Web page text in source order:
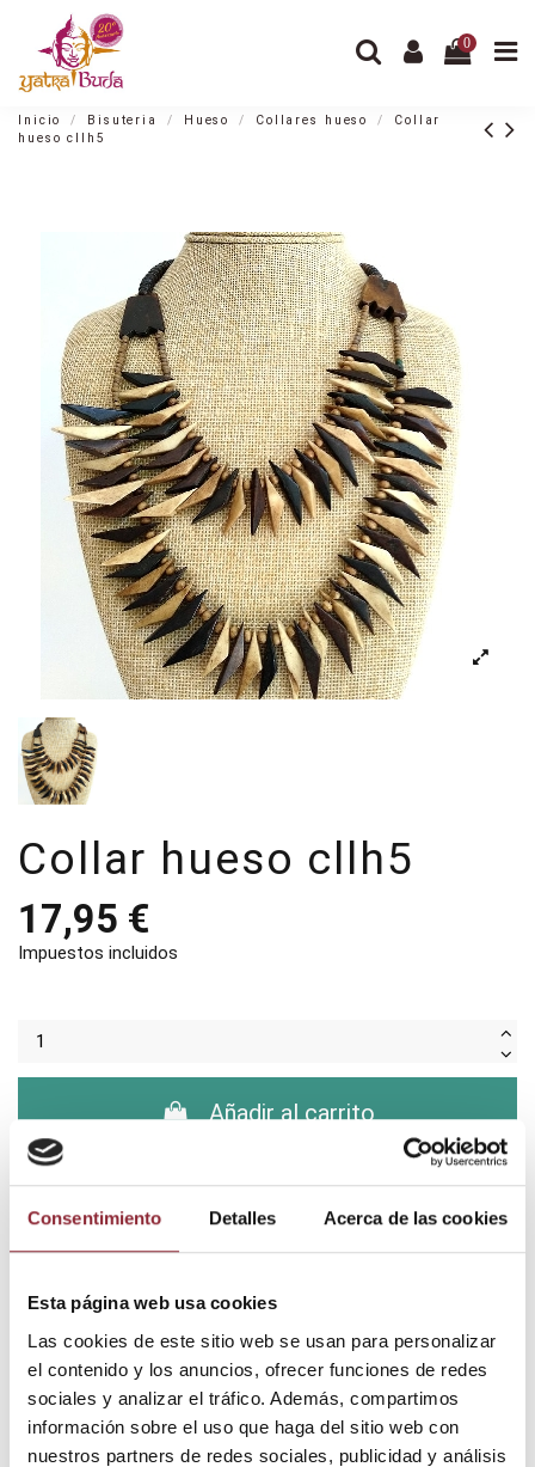
Consentimiento Detalles Acerca de las cookies
Esta página web usa cookies
Las cookies de este sitio web se usan para personalizar
el contenido y los anuncios, ofrecer funciones de redes
sociales y analizar el tráfico. Además, compartimos
información sobre el uso que haga del sitio web con
nuestros partners de redes sociales, publicidad y análisis
0
Inicio Bisuteria Hueso Collares hueso
Collar
hueso cllh5
Collar hueso cllh5
17,95 €
Impuestos incluidos
Añadir al carrito
Envío gratis +60€
Pago seguro
Entrega 24/72h